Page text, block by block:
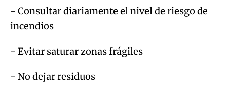
- Consultar diariamente el nivel de riesgo de
incendios
- Evitar saturar zonas frágiles
- No dejar residuos